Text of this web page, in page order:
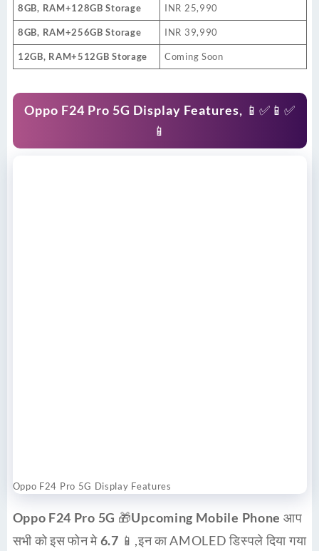
8GB, RAM+128GB Storage INR 25,990
8GB, RAM+256GB Storage INR 39,990
12GB, RAM+512GB Storage Coming Soon
Oppo F24 Pro 5G Display Features, 📱✅📱✅
📱
Oppo F24 Pro 5G Display Features
Oppo F24 Pro 5G 🎁Upcoming Mobile Phone आप
सभी को इस फोन मे6.7 📱,इन का AMOLED डिस्पले दिया गया